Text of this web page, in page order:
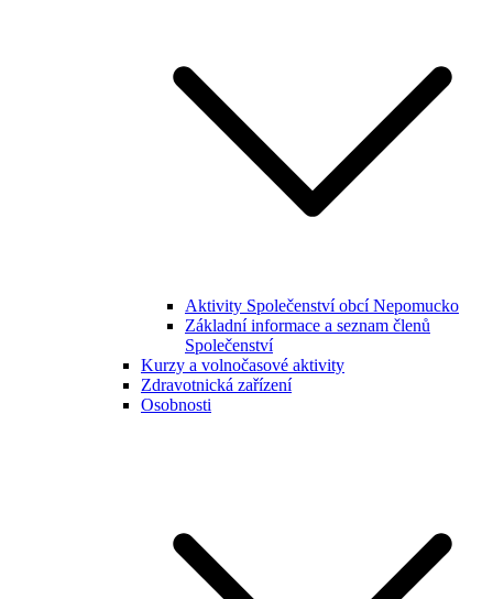
Aktivity Společenství obcí Nepomucko
Základní informace a seznam členů
Společenství
Kurzy a volnočasové aktivity
Zdravotnická zařízení
Osobnosti